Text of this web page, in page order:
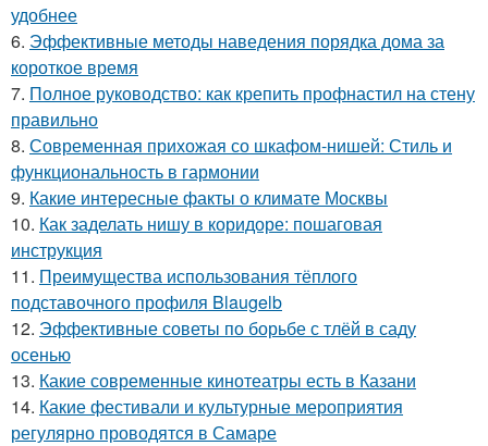
удобнее
6. Эффективные методы наведения порядка дома за
короткое время
7. Полное руководство: как крепить профнастил на стену
правильно
8. Современная прихожая со шкафом-нишей: Стиль и
функциональность в гармонии
9. Какие интересные факты о климате Москвы
10. Как заделать нишу в коридоре: пошаговая
инструкция
11. Преимущества использования тёплого
подставочного профиля Blaugelb
12. Эффективные советы по борьбе с тлёй в саду
осенью
13. Какие современные кинотеатры есть в Казани
14. Какие фестивали и культурные мероприятия
регулярно проводятся в Самаре